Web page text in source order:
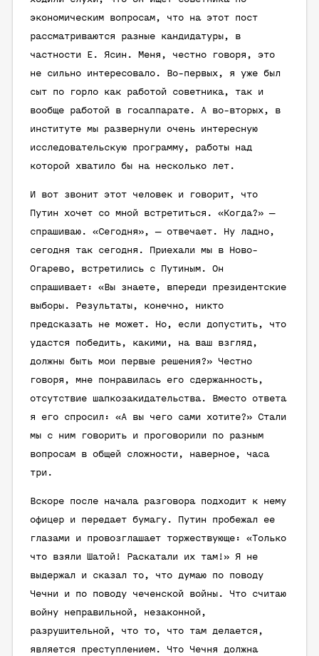
экономическим вопросам, что на этот пост
рассматриваются разные кандидатуры, в
частности Е. Ясин. Меня, честно говоря, это
не сильно интересовало. Во-первых, я уже был
сыт по горло как работой советника, так и
вообще работой в госаппарате. А во-вторых, в
институте мы развернули очень интересную
исследовательскую программу, работы над
которой хватило бы на несколько лет.
И вот звонит этот человек и говорит, что
Путин хочет со мной встретиться. «Когда?» —
спрашиваю. «Сегодня», — отвечает. Ну ладно,
сегодня так сегодня. Приехали мы в Ново-
Огарево, встретились с Путиным. Он
спрашивает: «Вы знаете, впереди президентские
выборы. Результаты, конечно, никто
предсказать не может. Но, если допустить, что
удастся победить, какими, на ваш взгляд,
должны быть мои первые решения?» Честно
говоря, мне понравилась его сдержанность,
отсутствие шапкозакидательства. Вместо ответа
я его спросил: «А вы чего сами хотите?» Стали
мы с ним говорить и проговорили по разным
вопросам в общей сложности, наверное, часа
три.
Вскоре после начала разговора подходит к нему
офицер и передает бумагу. Путин пробежал ее
глазами и провозглашает торжествующе: «Только
что взяли Шатой! Раскатали их там!» Я не
выдержал и сказал то, что думаю по поводу
Чечни и по поводу чеченской войны. Что считаю
войну неправильной, незаконной,
разрушительной, что то, что там делается,
является преступлением. Что Чечня должна